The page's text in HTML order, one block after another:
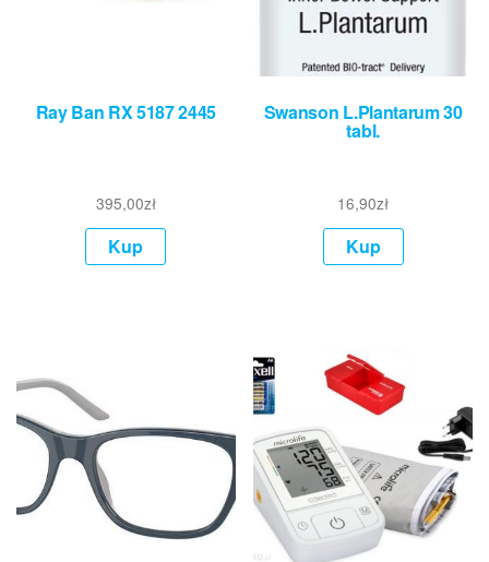
Ray Ban RX 5187 2445
395,00zł
Kup
Swanson L.Plantarum 30
tabl.
16,90zł
Kup